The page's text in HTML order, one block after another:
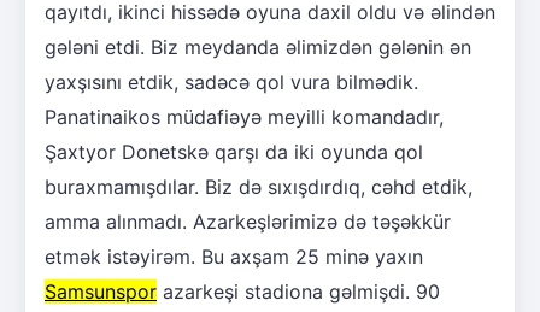
qayıtdı, ikinci hissədə oyuna daxil oldu və əlindən
gələni etdi. Biz meydanda əlimizdən gələnin ən
yaxşısını etdik, sadəcə qol vura bilmədik.
Panatinaikos müdafiəyə meyilli komandadır,
Şaxtyor Donetskə qarşı da iki oyunda qol
buraxmamışdılar. Biz də sıxışdırdıq, cəhd etdik,
amma alınmadı. Azarkeşlərimizə də təşəkkür
etmək istəyirəm. Bu axşam 25 minə yaxın
Samsunspor azarkeşi stadiona gəlmişdi. 90